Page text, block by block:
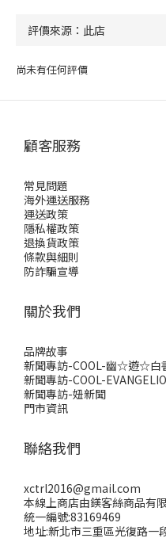
尚未有任何評價
顧客服務
常見問題
海外運送服務
運送政策
隱私權政策
退換貨政策
條款與細則
防詐騙宣導
關於我們
品牌故事
新聞專訪-COOL-幽☆遊☆白
新聞專訪-COOL-
新聞專訪-妞新聞
門市資訊
聯絡我們
xctrl2016@gmail.com
本線上商店由鎂客絲商品有
統一編號:83169469
地址:新北市三重區光復路一